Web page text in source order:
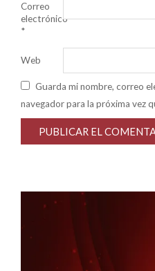
Correo
electrónico
*
Web
Guarda mi nombre, correo
navegador para la próxima vez